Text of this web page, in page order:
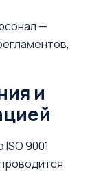
—
и
9001